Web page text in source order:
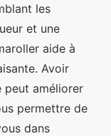
les
et une
aide à
Avoir
peut améliorer
permettre de
dans